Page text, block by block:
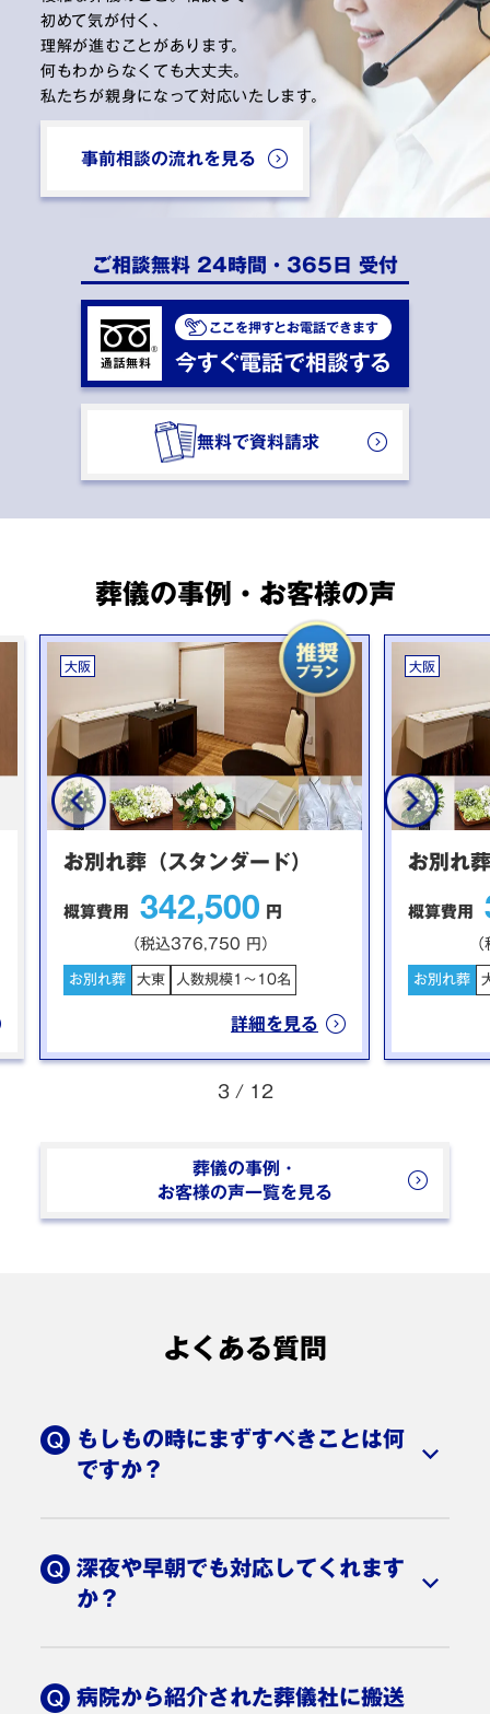
初めて気が付く、
理解が進むことがあります。
何もわからなくても大丈夫。
私たちが親身になって対応いたします。
事前相談の流れを見る
ご相談無料 24時間・365日 受付
ここを押すとお電話できます
今すぐ電話で相談する
無料で資料請求
葬儀の事例・お客様の声
大阪
お別れ葬（スタンダード）
概算費用 342,500 円
（税込376,750 円）
お別れ葬 大東 人数規模1～10名
詳細を見る
大阪
お別れ
概算費用
お別れ葬
3/ 12
葬儀の事例・
お客様の声一覧を見る
よくある質問
もしもの時にまずすべきことは何
ですか？
連れする車を手配いたしますので、エンディング
ハウスまでご連絡ください。病院などで車を手配
に依頼する方がスムーズです。その後の流れはス
深夜や早朝でも対応してくれます
か？
するすべてにエンディングハウスが対応いたしま
病院から紹介された葬儀社に搬送